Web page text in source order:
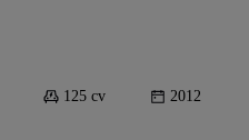
125 cv 2012